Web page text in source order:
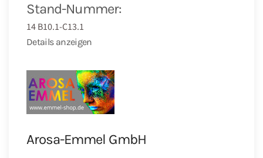
Stand-Nummer:
14 B10.1-C13.1
Details anzeigen
Arosa-Emmel GmbH